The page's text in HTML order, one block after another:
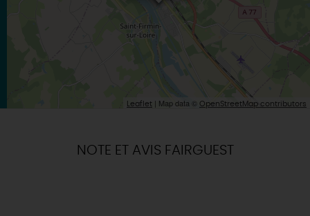
Leaflet | Map data © OpenStreetMap contributors
NOTE ET AVIS FAIRGUEST